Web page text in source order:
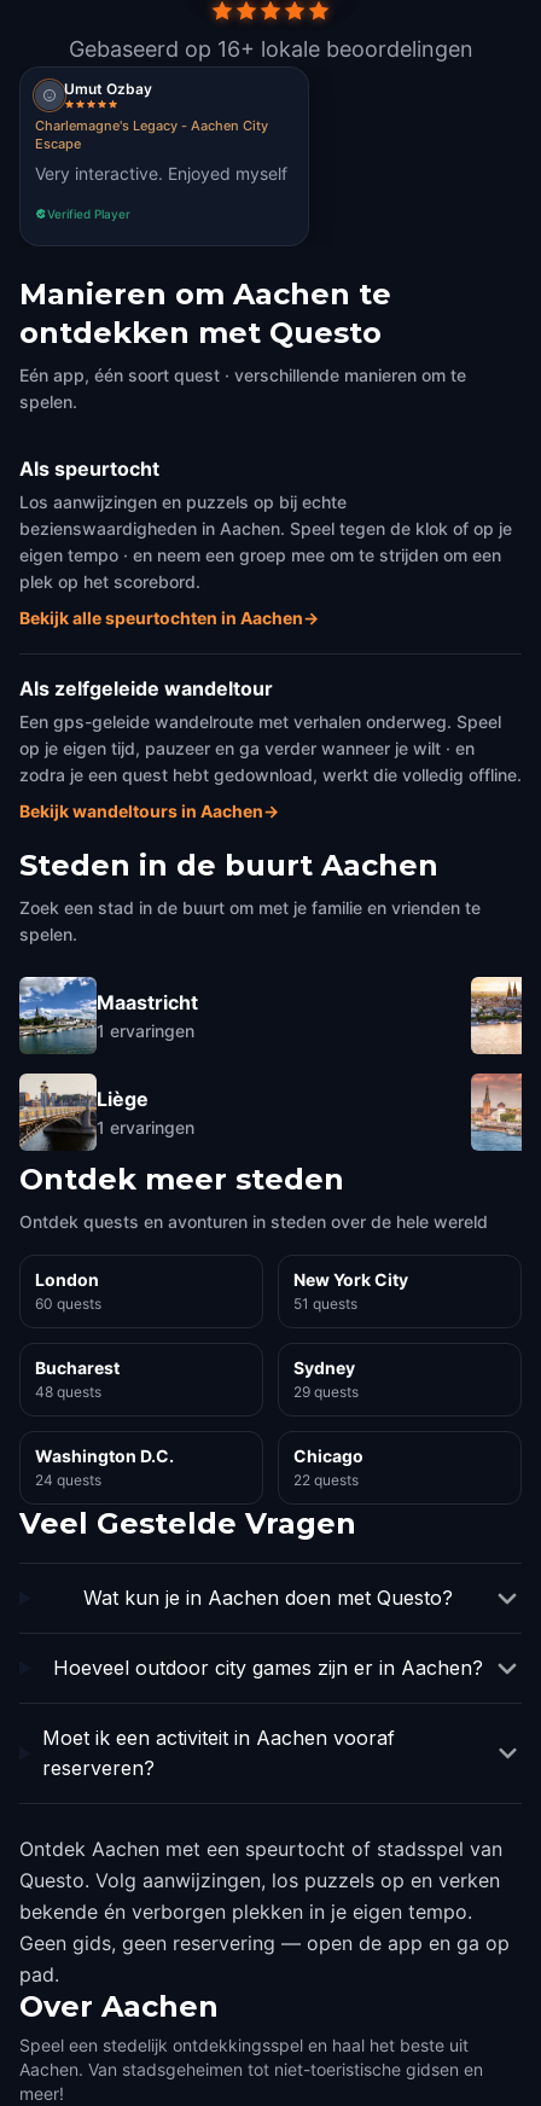
Gebaseerd op 16+ lokale beoordelingen
Umut Ozbay
Charlemagne's Legacy - Aachen City
Escape
Very interactive. Enjoyed myself
Verified Player
Manieren om Aachen te
ontdekken met Questo
Eén app, één soort quest · verschillende manieren om te
spelen.
Als speurtocht
Los aanwijzingen en puzzels op bij echte
bezienswaardigheden in Aachen. Speel tegen de klok of op je
eigen tempo · en neem een groep mee om te strijden om een
plek op het scorebord.
Bekijk alle speurtochten in Aachen→
Als zelfgeleide wandeltour
Een gps-geleide wandelroute met verhalen onderweg. Speel
op je eigen tijd, pauzeer en ga verder wanneer je wilt · en
zodra je een quest hebt gedownload, werkt die volledig offline.
Bekijk wandeltours in Aachen→
Steden in de buurt Aachen
Zoek een stad in de buurt om met je familie en vrienden te
spelen.
Maastricht
1 ervaringen
Liège
1 ervaringen
Ontdek meer steden
Ontdek quests en avonturen in steden over de hele wereld
London
60 quests
New York City
51 quests
Bucharest
48 quests
Sydney
29 quests
Washington D.C.
24 quests
Chicago
22 quests
Veel Gestelde Vragen
Wat kun je in Aachen doen met Questo?
Hoeveel outdoor city games zijn er in Aachen?
Moet ik een activiteit in Aachen vooraf
reserveren?
Ontdek Aachen met een speurtocht of stadsspel van
Questo. Volg aanwijzingen, los puzzels op en verken
bekende én verborgen plekken in je eigen tempo.
Geen gids, geen reservering — open de app en ga op
pad.
Over Aachen
Speel een stedelijk ontdekkingsspel en haal het beste uit
Aachen. Van stadsgeheimen tot niet-toeristische gidsen en
meer!